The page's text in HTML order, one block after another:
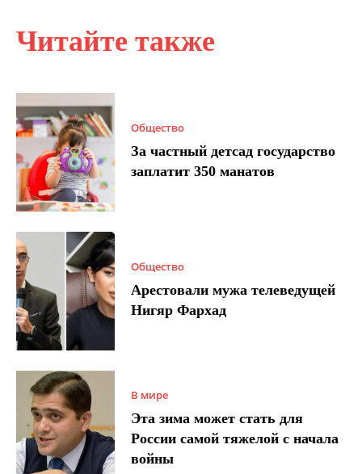
Читайте также
Общество
За частный детсад государство
заплатит 350 манатов
Общество
Арестовали мужа телеведущей
Нигяр Фархад
В мире
Эта зима может стать для
России самой тяжелой с начала
войны